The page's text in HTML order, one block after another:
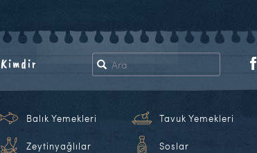
Kimdir
Balık Yemekleri Tavuk Yemekleri
Zeytinyağlılar Soslar